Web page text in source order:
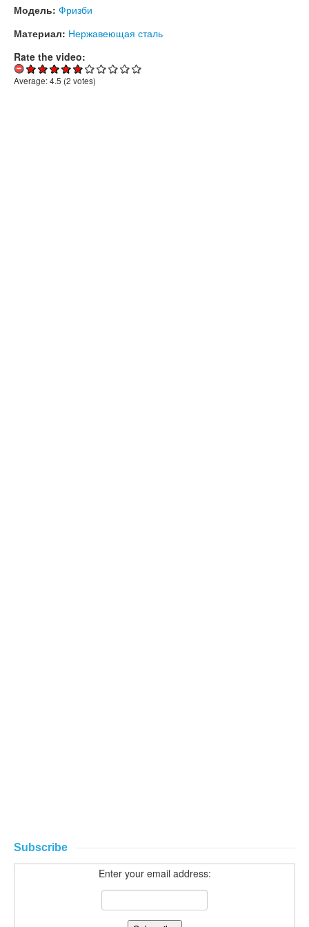
Модель: Фризби
Материал: Нержавеющая сталь
Rate the video:
Average:4.5 (2 votes)
Subscribe
Enter your email address: